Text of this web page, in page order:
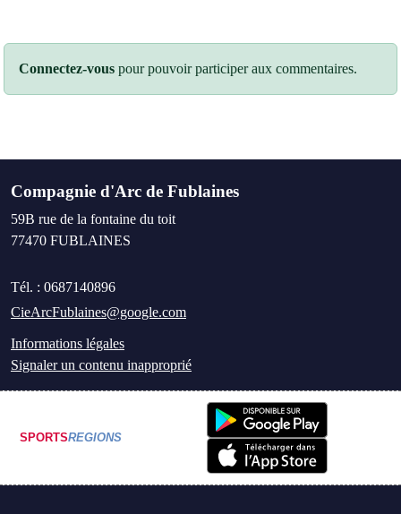
Connectez-vous pour pouvoir participer aux commentaires.
Compagnie d'Arc de Fublaines
59B rue de la fontaine du toit
77470 FUBLAINES
Tél. : 0687140896
CieArcFublaines@google.com
Informations légales
Signaler un contenu inapproprié
SPORTSREGIONS